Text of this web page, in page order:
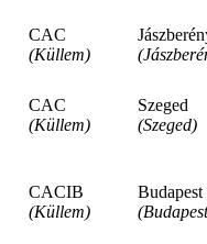
CAC
(Küllem)
CAC
(Küllem)
Szeged
(Szeged)
CACIB
(Küllem)
Budapest